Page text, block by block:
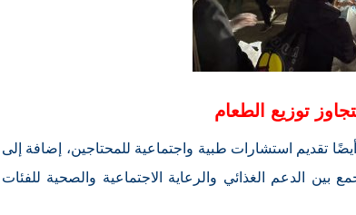
توزيع الطعام
تقديم استشارات طبية واجتماعية للمحتاجين، إضافة إلى
بين الدعم الغذائي والرعاية الاجتماعية والصحية للفئات